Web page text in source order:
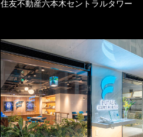
住友不動産六本木セントラルタワー